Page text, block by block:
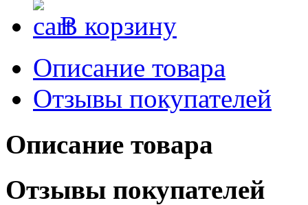
В корзину
Описание товара
Отзывы покупателей
Описание товара
Отзывы покупателей